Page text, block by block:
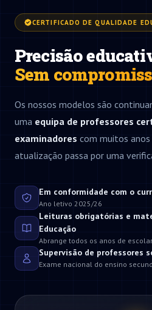
CERTIFICADO DE QUALIDADE
Precisão
Sem
Os nossos modelos são
uma equipa de professores
examinadores com muitos anos
atualização passa por uma
Em conformidade com o
Ano letivo 2025/26
Leituras obrigatórias e
Educação
Abrange todos os anos de
Supervisão de professores
Exame nacional do ensino